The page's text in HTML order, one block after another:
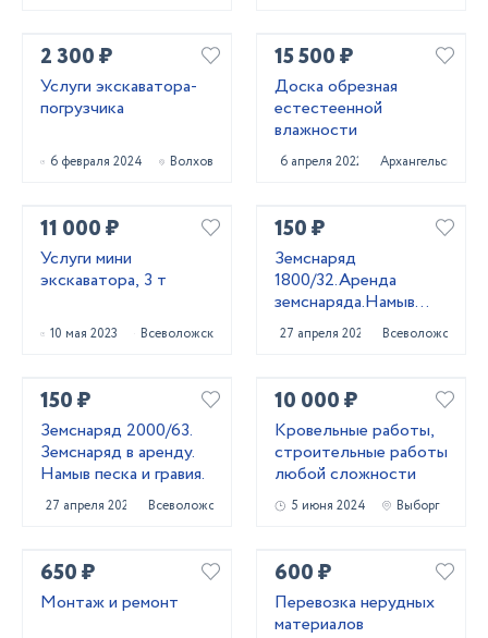
2 300 ₽
Услуги экскаватора-
погрузчика
6 февраля 2024 Волхов
15 500 ₽
Доска обрезная
естестеенной
влажности
6 апреля 2022 Архангельск
11 000 ₽
Услуги мини
экскаватора, 3 т
10 мая 2023 Всеволожск
150 ₽
Земснаряд
1800/32.Аренда
земснаряда.Намыв
песка.
27 апреля 2023 Всеволожск
150 ₽
Земснаряд 2000/63.
Земснаряд в аренду.
Намыв песка и гравия.
27 апреля 2023 Всеволожск
10 000 ₽
Кровельные работы,
строительные работы
любой сложности
5 июня 2024 Выборг
650 ₽
Монтаж и ремонт
600 ₽
Перевозка нерудных
материалов